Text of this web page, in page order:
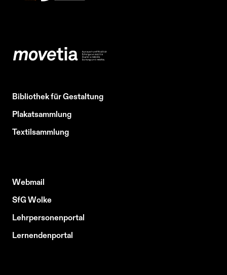
Bibliothek für Gestaltung
Plakatsammlung
Textilsammlung
Webmail
SfG Wolke
Lehrpersonenportal
Lernendenportal